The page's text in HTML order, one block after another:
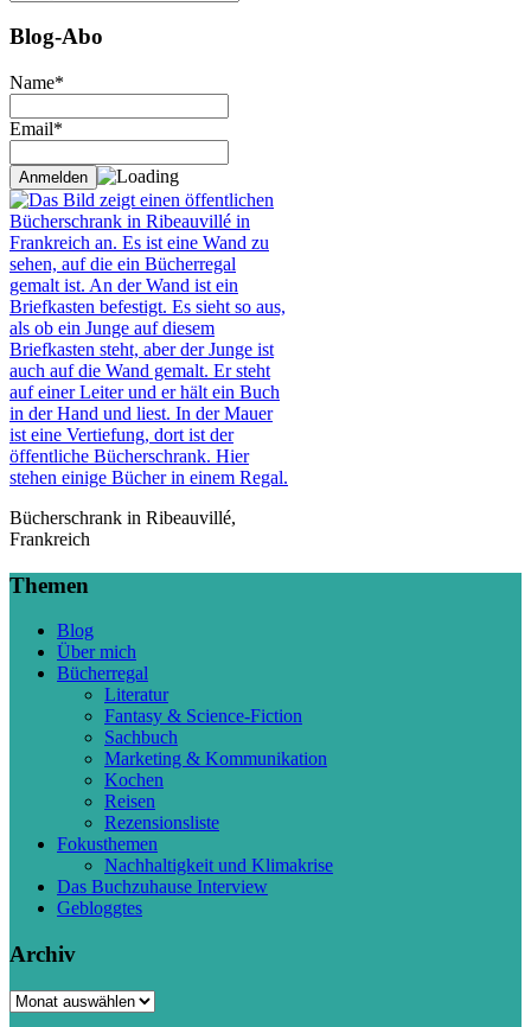
Blog-Abo
Name*
Email*
Bücherschrank in Ribeauvillé,
Frankreich
Themen
Blog
Über mich
Bücherregal
Literatur
Fantasy & Science-Fiction
Sachbuch
Marketing & Kommunikation
Kochen
Reisen
Rezensionsliste
Fokusthemen
Nachhaltigkeit und Klimakrise
Das Buchzuhause Interview
Gebloggtes
Archiv
Archiv